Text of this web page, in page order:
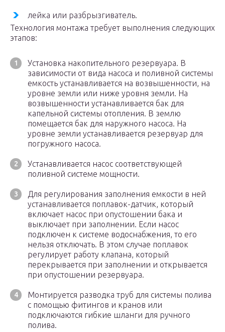
лейка или разбрызгиватель.
Технология монтажа требует выполнения следующих
этапов:
Установка накопительного резервуара. В
зависимости от вида насоса и поливной системы
емкость устанавливается на возвышенности, на
уровне земли или ниже уровня земли. На
возвышенности устанавливается бак для
капельной системы отопления. В землю
помещается бак для наружного насоса. На
уровне земли устанавливается резервуар для
погружного насоса.
Устанавливается насос соответствующей
поливной системе мощности.
Для регулирования заполнения емкости в ней
устанавливается поплавок-датчик, который
включает насос при опустошении бака и
выключает при заполнении. Если насос
подключен к системе водоснабжения, то его
нельзя отключать. В этом случае поплавок
регулирует работу клапана, который
перекрывается при заполнении и открывается
при опустошении резервуара.
Монтируется разводка труб для системы полива
с помощью фитингов и кранов или
подключаются гибкие шланги для ручного
полива.